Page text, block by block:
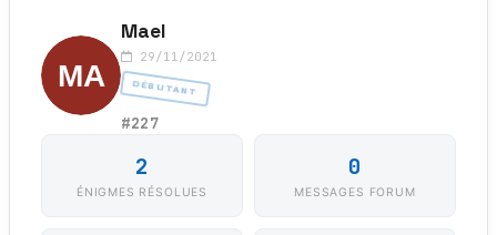
Mael
29/11/2021
DÉBUTANT
#227
2
ÉNIGMES RÉSOLUES
0
MESSAGES FORUM